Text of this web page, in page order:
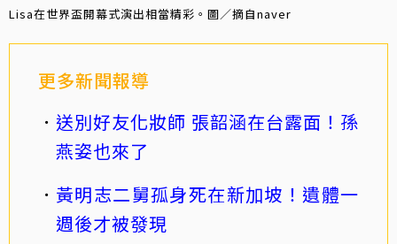
Lisa在世界盃開幕式演出相當精彩。圖／摘自naver
更多新聞報導
送別好友化妝師 張韶涵在台露面！孫
燕姿也來了
黃明志二舅孤身死在新加坡！遺體一
週後才被發現